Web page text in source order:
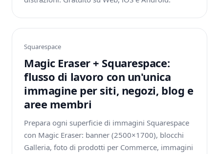
Squarespace
Magic Eraser + Squarespace:
flusso di lavoro con un'unica
immagine per siti, negozi, blog e
aree membri
Prepara ogni superficie di immagini Squarespace
con Magic Eraser: banner (2500×1700), blocchi
Galleria, foto di prodotti per Commerce, immagini